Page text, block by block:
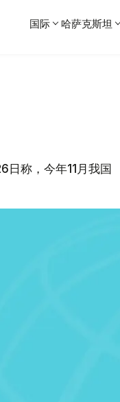
国际 哈萨克斯坦
称，今年11月我国